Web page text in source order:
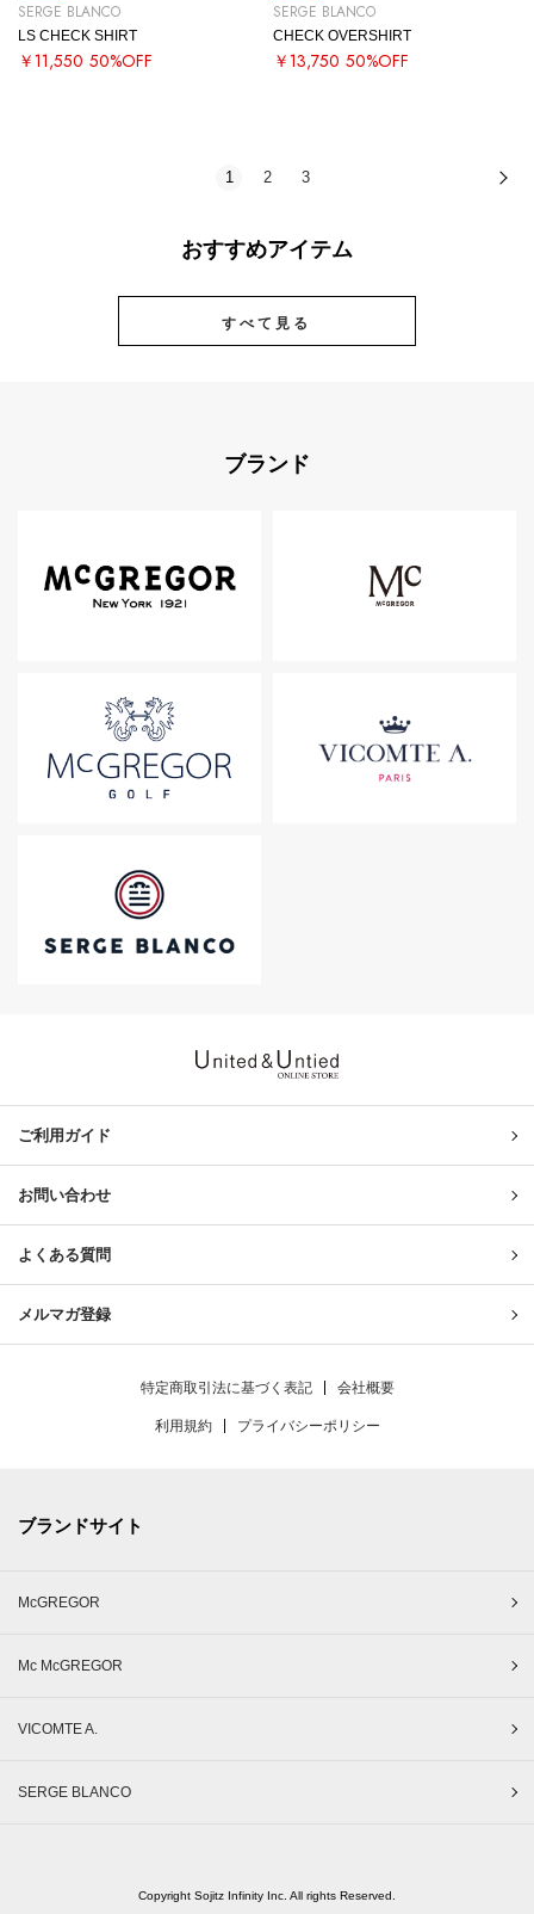
SERGE BLANCO
LS CHECK SHIRT
￥11,550 50%OFF
SERGE BLANCO
CHECK OVERSHIRT
￥13,750 50%OFF
1 2 3
おすすめアイテム
すべて見る
ブランド
ご利用ガイド
お問い合わせ
よくある質問
メルマガ登録
特定商取引法に基づく表記 会社概要
利用規約 プライバシーポリシー
ブランドサイト
McGREGOR
Mc McGREGOR
VICOMTE A.
SERGE BLANCO
Copyright Sojitz Infinity Inc. All rights Reserved.